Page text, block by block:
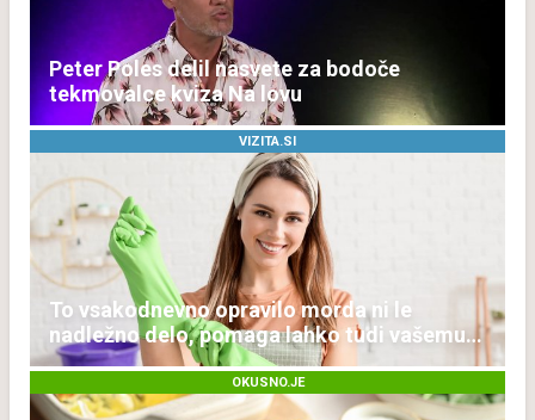
Peter Poles delil nasvete za bodoče
tekmovalce kviza Na lovu
VIZITA.SI
To vsakodnevno opravilo morda ni le
nadležno delo, pomaga lahko tudi vašemu
srcu
OKUSNO.JE